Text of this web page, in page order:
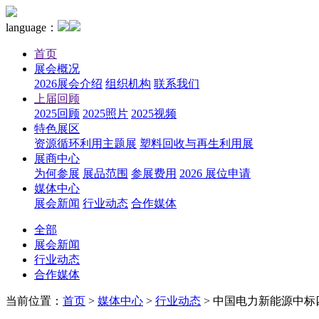
language：
首页
展会概况
2026展会介绍 组织机构 联系我们
上届回顾
2025回顾 2025照片 2025视频
特色展区
资源循环利用主题展 塑料回收与再生利用展
展商中心
为何参展 展品范围 参展费用 2026 展位申请
媒体中心
展会新闻 行业动态 合作媒体
全部
展会新闻
行业动态
合作媒体
当前位置： 首页 > 媒体中心 > 行业动态 > 中国电力新能源中标